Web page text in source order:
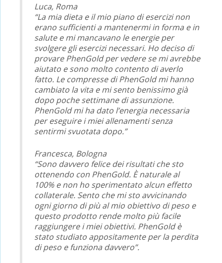
Luca, Roma
“La mia dieta e il mio piano di esercizi non
erano sufficienti a mantenermi in forma e in
salute e mi mancavano le energie per
svolgere gli esercizi necessari. Ho deciso di
provare PhenGold per vedere se mi avrebbe
aiutato e sono molto contento di averlo
fatto. Le compresse di PhenGold mi hanno
cambiato la vita e mi sento benissimo già
dopo poche settimane di assunzione.
PhenGold mi ha dato l’energia necessaria
per eseguire i miei allenamenti senza
sentirmi svuotata dopo.”
Francesca, Bologna
“Sono davvero felice dei risultati che sto
ottenendo con PhenGold. È naturale al
100% e non ho sperimentato alcun effetto
collaterale. Sento che mi sto avvicinando
ogni giorno di più al mio obiettivo di peso e
questo prodotto rende molto più facile
raggiungere i miei obiettivi. PhenGold è
stato studiato appositamente per la perdita
di peso e funziona davvero”.